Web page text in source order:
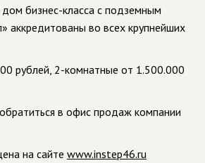
бизнес-класса с подземным
аккредитованы во всех крупнейших
рублей, 2-комнатные от 1.500.000
в офис продаж компании
на сайте www.instep46.ru